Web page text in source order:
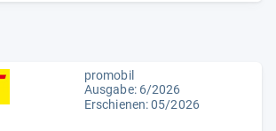
promobil
Ausgabe: 6/2026
Erschienen:05/2026